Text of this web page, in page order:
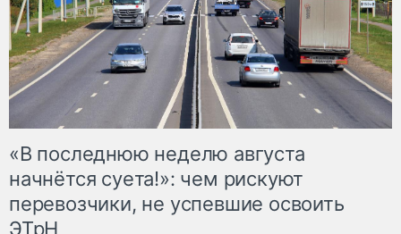
«В последнюю неделю августа
начнётся суета!»: чем рискуют
перевозчики, не успевшие освоить
ЭТрН